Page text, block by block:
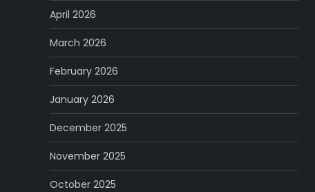
April 2026
March 2026
February 2026
January 2026
December 2025
November 2025
October 2025